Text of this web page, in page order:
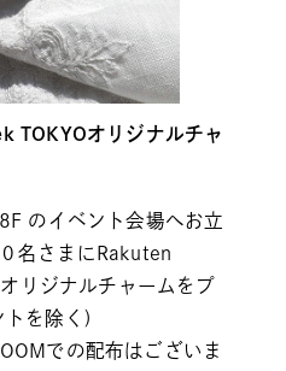
TOKYOオリジナルチャ
のイベント会場へお立
名さまにRakuten
リジナルチャームをプ
トを除く)
での配布はございま